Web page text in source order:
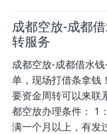
成都空放-成都
转服务
成都空放-成都借水
单，现场打借条拿钱
要资金周转可以来联
都空放办理条件： 1
满一个月以上，有发